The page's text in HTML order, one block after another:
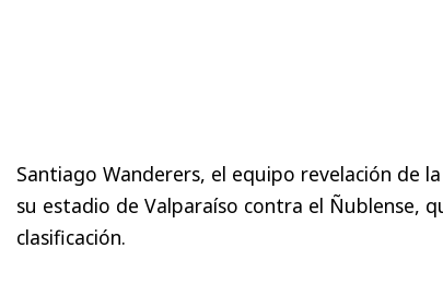
Santiago Wanderers, el equipo revelación de
su estadio de Valparaíso contra el Ñublense,
clasificación.